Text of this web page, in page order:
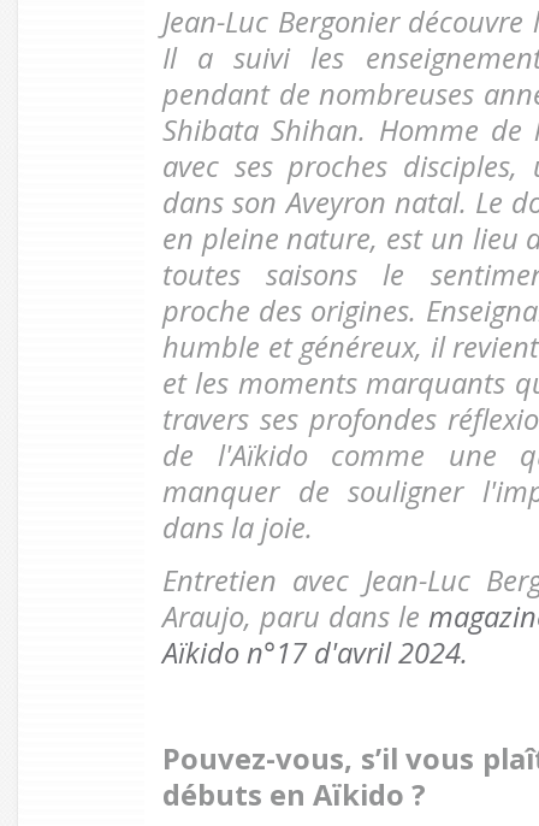
Jean-Luc Bergonier découvre
Il a suivi les
pendant de nombreuses
Shibata Shihan. Homme
avec ses proches
dans son Aveyron natal. Le
en pleine nature, est un lieu
toutes saisons le
proche des origines.
humble et généreux, il
et les moments marquants
travers ses profondes
de l'Aïkido comme une
manquer de souligner
dans la joie.
Entretien avec Jean-Luc
Araujo, paru dans le
Aïkido n°17 d'avril 2024.
Pouvez-vous, s’il vous
débuts en Aïkido ?